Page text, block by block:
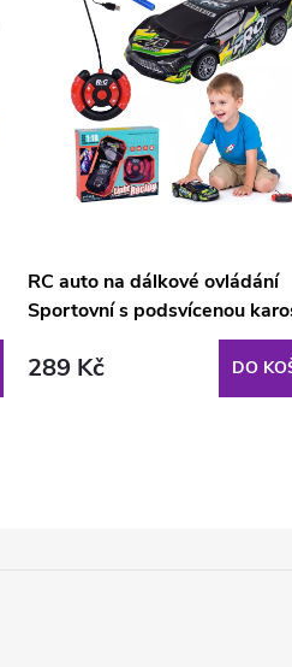
RC auto na dálkové ovládání
Sportovní s podsvícenou
289 Kč DO